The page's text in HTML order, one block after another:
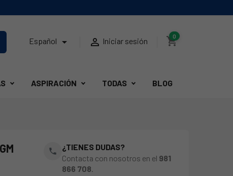
Español   Iniciar sesión shopping_cart
0
ASPIRACIÓN TODAS BLOG
phone
¿TIENES DUDAS?
Contacta con nosotros en el 981
866 708.